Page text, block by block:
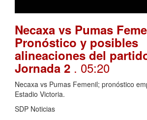
Necaxa vs Pumas
Pronóstico y posibles
alineaciones del
Jornada 2 . 05:20
Necaxa vs Pumas Femenil; pronóstico
Estadio Victoria.
SDP Noticias